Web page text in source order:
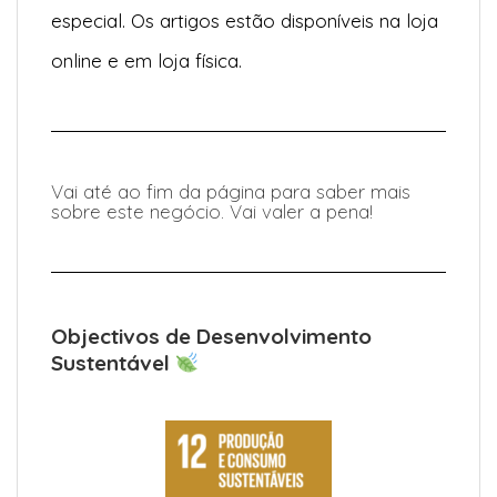
especial. Os artigos estão disponíveis na loja
online e em loja física.
Vai até ao fim da página para saber mais
sobre este negócio. Vai valer a pena!
Objectivos de Desenvolvimento
Sustentável